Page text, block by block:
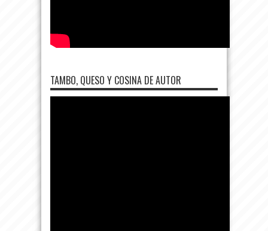
TAMBO, QUESO Y COSINA DE AUTOR